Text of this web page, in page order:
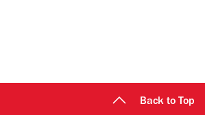
Back to Top